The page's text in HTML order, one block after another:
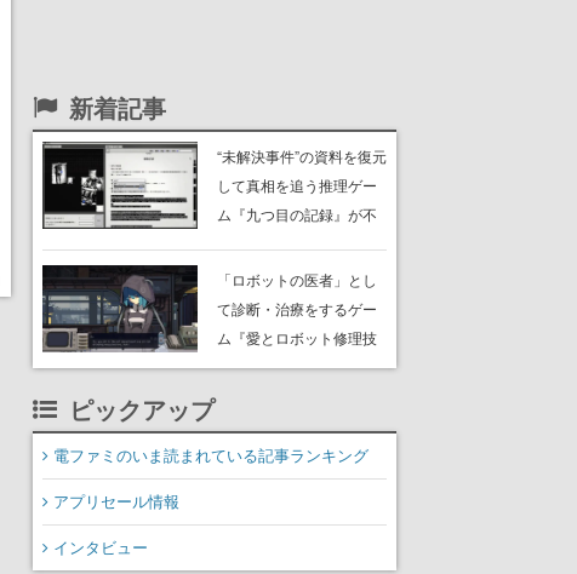
新着記事
“未解決事件”の資料を復元
して真相を追う推理ゲー
ム『九つ目の記録』が不
事が残した資料の証言や
人物名、場所、時刻を結
び付けて8件の未解決事件
「ロボットの医者」とし
て診断・治療をするゲー
ム『愛とロボット修理技
術 All Our Broken Parts』
き換え、そして消去して
いく
ピックアップ
電ファミのいま読まれている記事ランキング
アプリセール情報
インタビュー